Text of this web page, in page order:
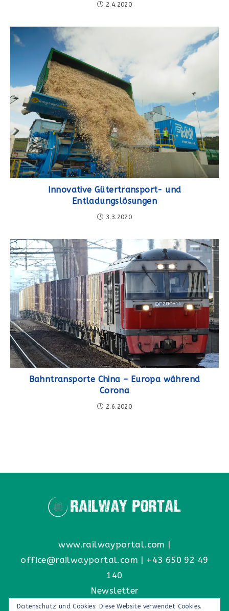
2.4.2020
Innovative Gütertransport- und
Entladungslösungen
3.3.2020
Bahntransporte China – Europa während
Corona
2.6.2020
www.railwayportal.com |
office@railwayportal.com | +43 650 92 49
140
Newsletter
Datenschutz und Cookies: Diese Website verwendet Cookies.